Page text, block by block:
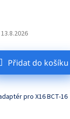
13.8.2026
Přidat do košíku
pro X16 BCT-16